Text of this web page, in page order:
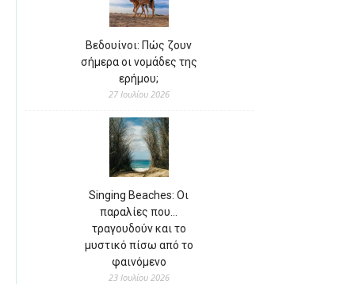
Βεδουίνοι: Πώς ζουν
σήμερα οι νομάδες της
ερήμου;
27 Ιουλίου 2026
Singing Beaches: Οι
παραλίες που…
τραγουδούν και το
μυστικό πίσω από το
φαινόμενο
23 Ιουλίου 2026